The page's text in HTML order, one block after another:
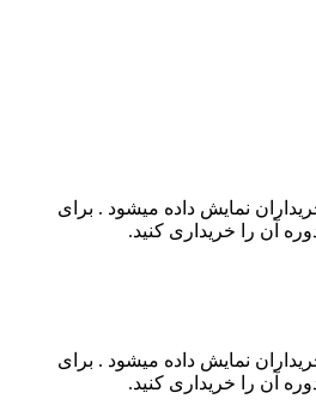
نمایش داده میشود . برای
آن را خریداری کنید.
نمایش داده میشود . برای
آن را خریداری کنید.